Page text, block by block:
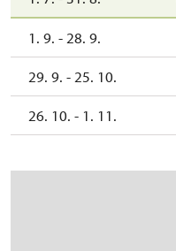
1. 9. - 28. 9.
29. 9. - 25. 10.
26. 10. - 1. 11.